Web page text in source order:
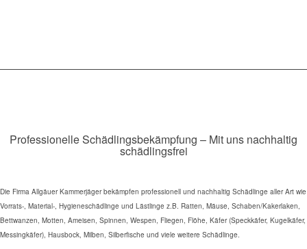
Professionelle Schädlingsbekämpfung – Mit uns nachhaltig
schädlingsfrei
Die Firma Allgäuer Kammerjäger bekämpfen professionell und nachhaltig Schädlinge aller Art wie
Vorrats-, Material-, Hygieneschädlinge und Lästlinge z.B. Ratten, Mäuse, Schaben/Kakerlaken,
Bettwanzen, Motten, Ameisen, Spinnen, Wespen, Fliegen, Flöhe, Käfer (Speckkäfer, Kugelkäfer,
Messingkäfer), Hausbock, Milben, Silberfische und viele weitere Schädlinge.